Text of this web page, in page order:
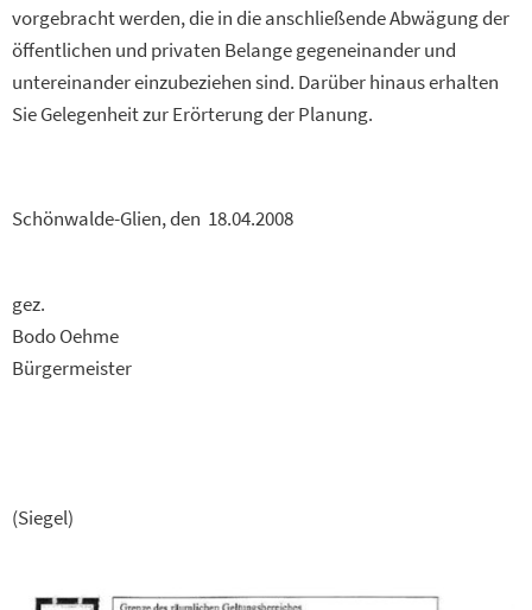
vorgebracht werden, die in die anschließende Abwägung der
öffentlichen und privaten Belange gegeneinander und
untereinander einzubeziehen sind. Darüber hinaus erhalten
Sie Gelegenheit zur Erörterung der Planung.
Schönwalde-Glien, den 18.04.2008
gez.
Bodo Oehme
Bürgermeister
(Siegel)